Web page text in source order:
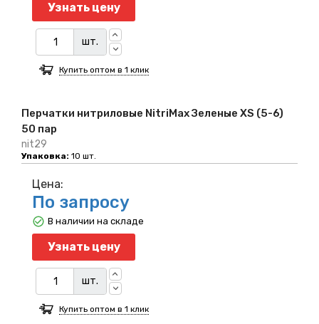
Перчатки нитриловые NitriMax Зеленые XS (5-6)
50 пар
nit29
Упаковка: 10 шт.
Узнать цену
шт.
Купить оптом в 1 клик
Цена:
По запросу
Узнать цену
шт.
В наличии на складе
Купить оптом в 1 клик